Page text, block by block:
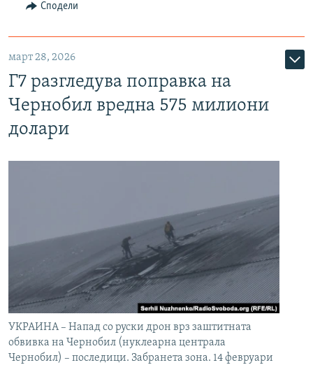
Сподели
март 28, 2026
Г7 разгледува поправка на
Чернобил вредна 575 милиони
долари
УКРАИНА – Напад со руски дрон врз заштитната
обвивка на Чернобил (нуклеарна централа
Чернобил) – последици. Забранета зона. 14 февруари